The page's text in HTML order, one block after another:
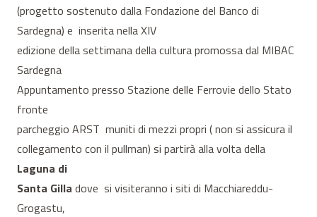
(progetto sostenuto dalla Fondazione del Banco di
Sardegna) e inserita nella XIV
edizione della settimana della cultura promossa dal MIBAC
Sardegna
Appuntamento presso Stazione delle Ferrovie dello Stato
fronte
parcheggio ARST muniti di mezzi propri ( non si assicura il
collegamento con il pullman) si partirà alla volta della
Laguna di
Santa Gilla dove si visiteranno i siti di Macchiareddu-
Grogastu,